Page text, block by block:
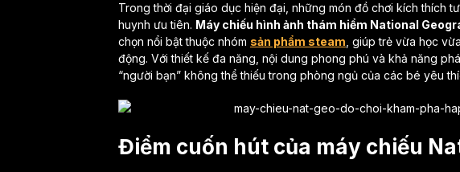
Trong thời đại giáo dục hiện đại, những món đồ chơi kích thích
huynh ưu tiên. Máy chiếu hình ảnh thám hiểm National
chọn nổi bật thuộc nhóm sản phẩm steam , giúp trẻ vừa học
động. Với thiết kế đa năng, nội dung phong phú và khả năng
“người bạn” không thể thiếu trong phòng ngủ của các bé yêu
Điểm cuốn hút của máy chiếu